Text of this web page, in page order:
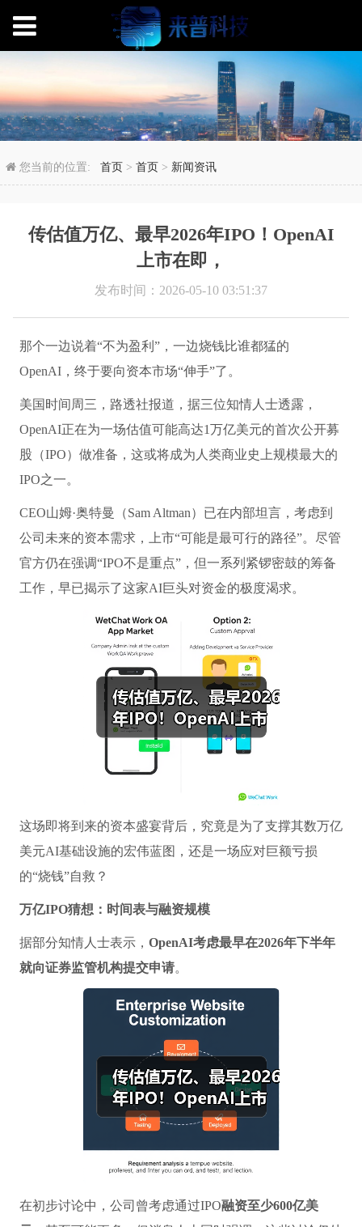
传估值万亿、最早2026
您当前的位置:首页 >首页 > 新闻资讯
传估值万亿、最早2026年IPO！OpenAI
上市在即，
发布时间：2026-05-10 03:51:37
那个一边说着“不为盈利”，一边烧钱比谁都猛的
OpenAI，终于要向资本市场“伸手”了。
美国时间周三，路透社报道，据三位知情人士透露，
OpenAI正在为一场估值可能高达1万亿美元的首次公开募
股（IPO）做准备，这或将成为人类商业史上规模最大的
IPO之一。
CEO山姆·奥特曼（Sam Altman）已在内部坦言，考虑到
公司未来的资本需求，上市“可能是最可行的路径”。尽管
官方仍在强调“IPO不是重点”，但一系列紧锣密鼓的筹备
工作，早已揭示了这家AI巨头对资金的极度渴求。
这场即将到来的资本盛宴背后，究竟是为了支撑其数万亿
美元AI基础设施的宏伟蓝图，还是一场应对巨额亏损
的“烧钱”自救？
万亿IPO猜想：时间表与融资规模
据部分知情人士表示， OpenAI考虑最早在2026年下半年
就向证券监管机构提交申请。
在初步讨论中，公司曾考虑通过IPO融资至少600亿美